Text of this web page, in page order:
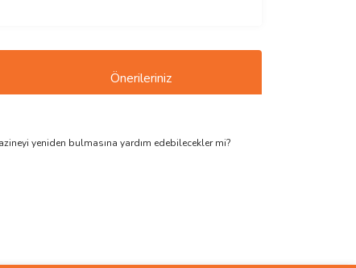
Önerileriniz
yeniden bulmasına yardım edebilecekler mi?